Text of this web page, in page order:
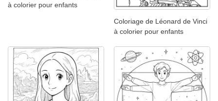
à colorier pour enfants
Coloriage de Léonard de Vinci
à colorier pour enfants